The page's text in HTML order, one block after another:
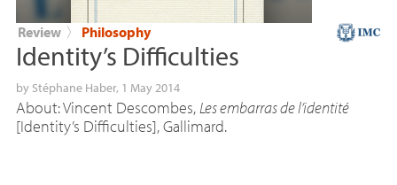
Review 〉 Philosophy
Identity’s Difficulties
by Stéphane Haber, 1 May 2014
About: Vincent Descombes,Les embarras de l’identité
[Identity’s Difficulties], Gallimard.